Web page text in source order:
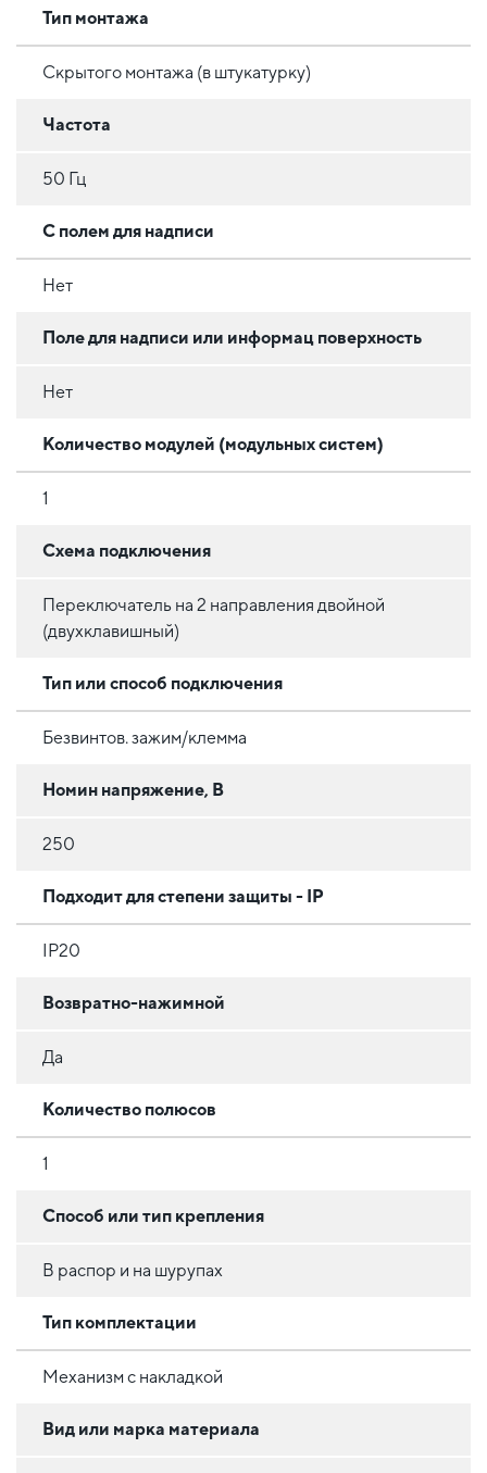
Тип монтажа
Скрытого монтажа (в штукатурку)
Частота
50 Гц
С полем для надписи
Нет
Поле для надписи или информац поверхность
Нет
Количество модулей (модульных систем)
1
Схема подключения
Переключатель на 2 направления двойной
(двухклавишный)
Тип или способ подключения
Безвинтов. зажим/клемма
Номин напряжение, В
250
Подходит для степени защиты - IP
IP20
Возвратно-нажимной
Да
Количество полюсов
1
Способ или тип крепления
В распор и на шурупах
Тип комплектации
Механизм с накладкой
Вид или марка материала